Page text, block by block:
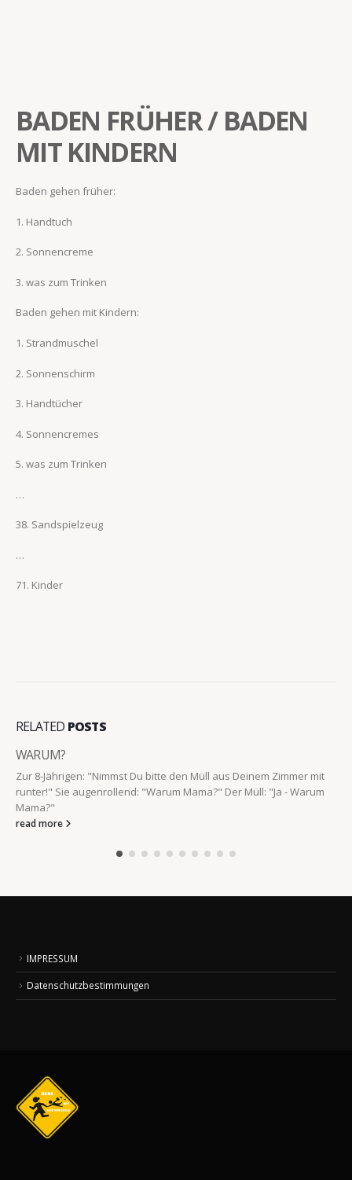
BADEN FRÜHER / BADEN
MIT KINDERN
Baden gehen früher:
1. Handtuch
2. Sonnencreme
3. was zum Trinken
Baden gehen mit Kindern:
1. Strandmuschel
2. Sonnenschirm
3. Handtücher
4. Sonnencremes
5. was zum Trinken
…
38. Sandspielzeug
…
71. Kinder
RELATED POSTS
WARUM?
Zur 8-Jährigen: "Nimmst Du bitte den Müll aus Deinem Zimmer mit
runter!" Sie augenrollend: "Warum Mama?" Der Müll: "Ja - Warum
Mama?"
read more
IMPRESSUM
Datenschutzbestimmungen